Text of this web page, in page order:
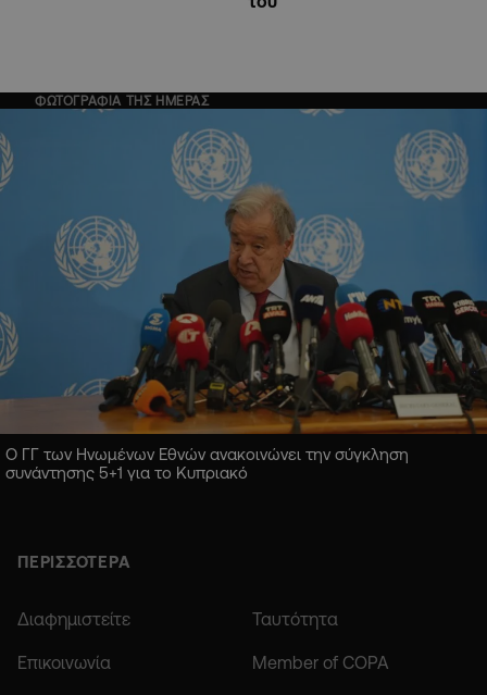
ΦΩΤΟΓΡΑΦΙΑ ΤΗΣ ΗΜΕΡΑΣ
Ο ΓΓ των Ηνωμένων Εθνών ανακοινώνει την σύγκληση
συνάντησης 5+1 για το Κυπριακό
ΠΕΡΙΣΣΟΤΕΡΑ
Διαφημιστείτε Ταυτότητα
Επικοινωνία Member of COPA